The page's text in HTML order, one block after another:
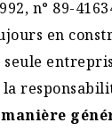
n° 89-
en
seule
manière